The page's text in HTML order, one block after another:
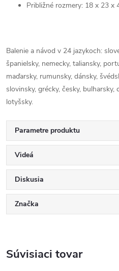
Približné rozmery: 18 x 23 x
Balenie a návod v 24 jazykoch:
španielsky, nemecky, taliansky,
maďarsky, rumunsky, dánsky,
slovinsky, grécky, česky,
lotyšsky.
Parametre produktu
Videá
Diskusia
Značka
Súvisiaci tovar